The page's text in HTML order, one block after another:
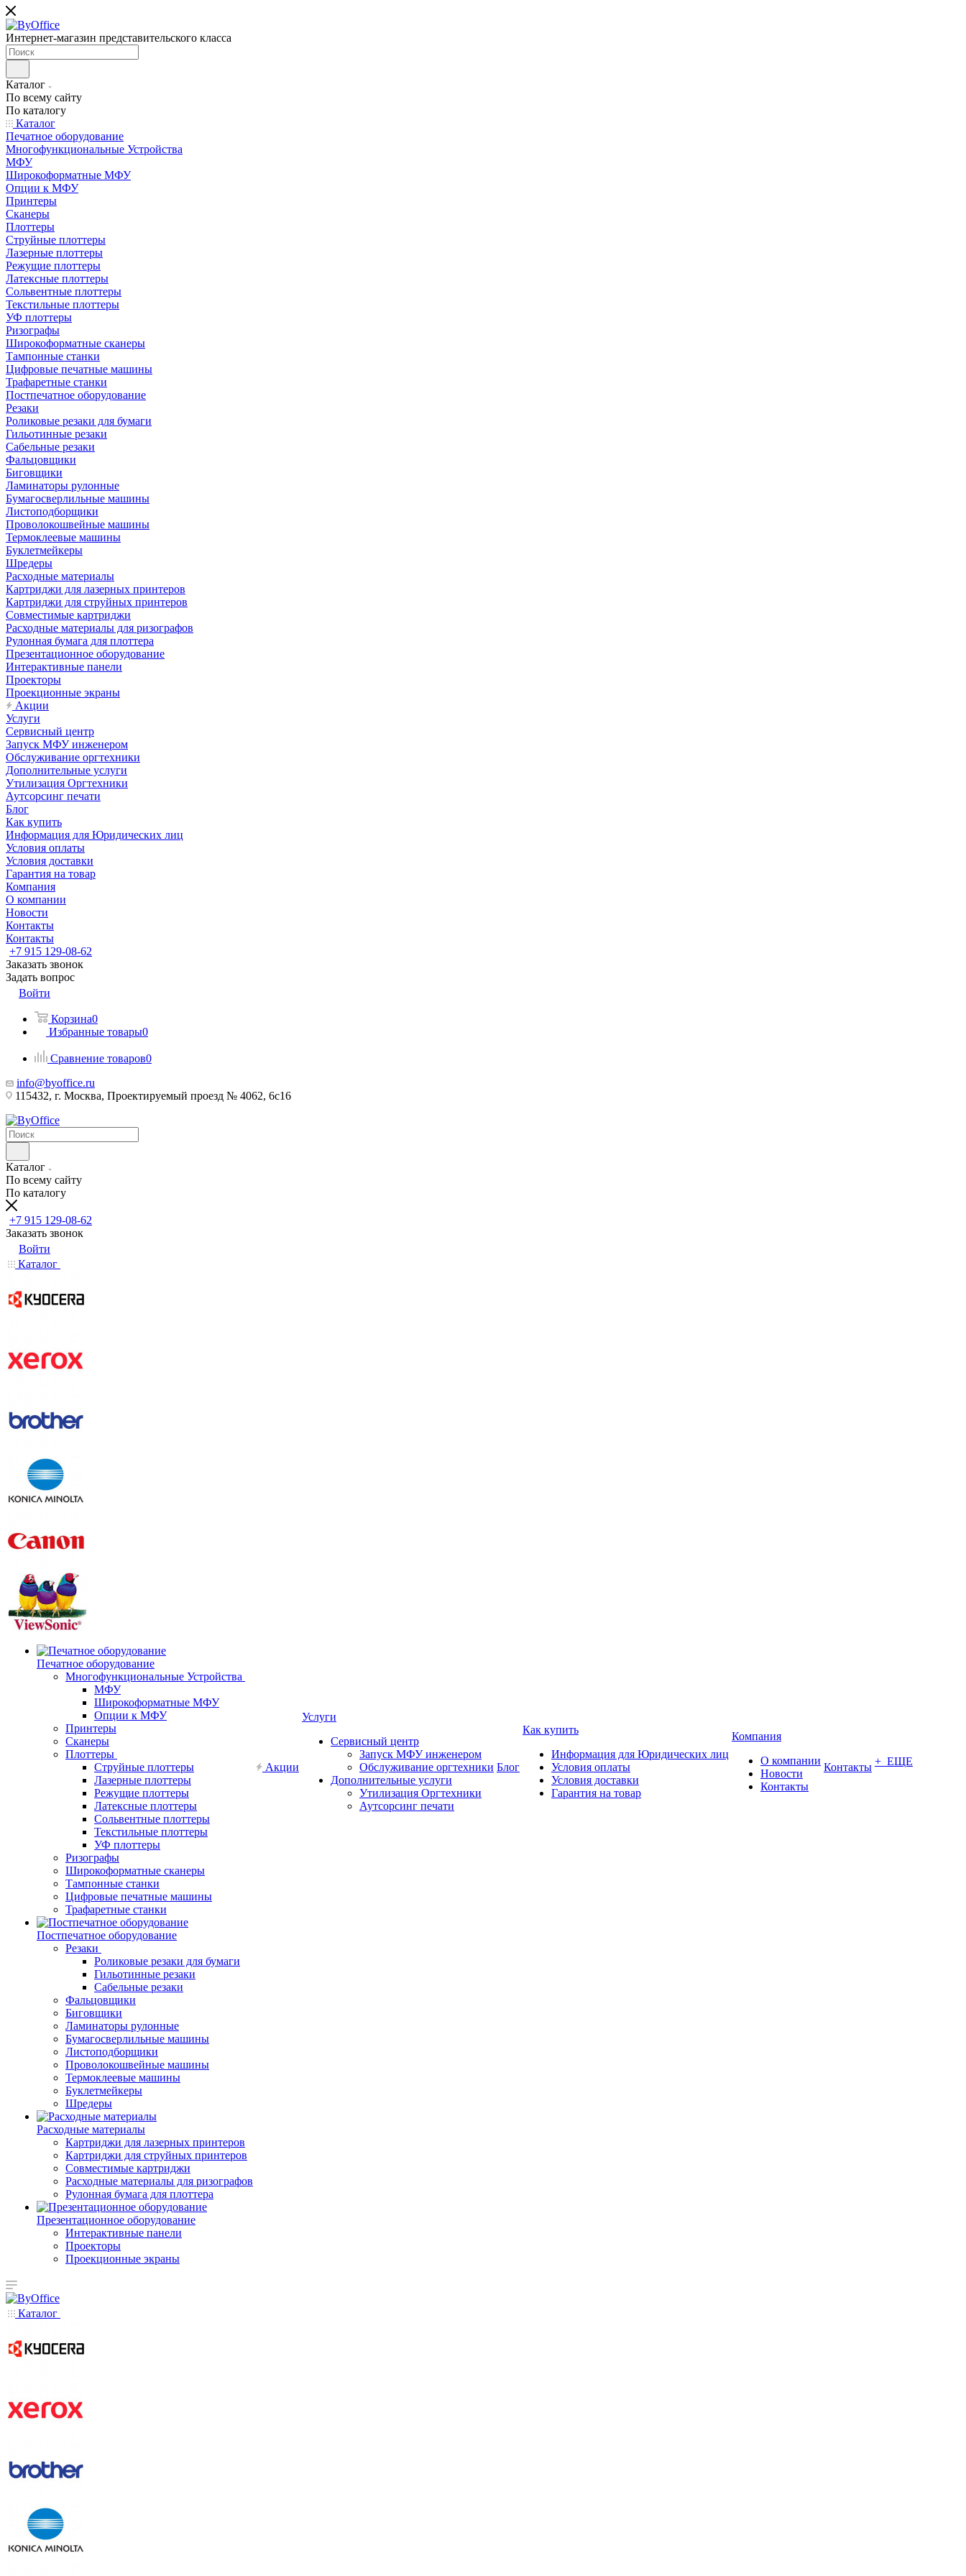
Интернет-магазин представительского класса
Каталог
По всему сайту
По каталогу
Каталог
Печатное оборудование
Многофункциональные Устройства
МФУ
Широкоформатные МФУ
Опции к МФУ
Принтеры
Сканеры
Плоттеры
Струйные плоттеры
Лазерные плоттеры
Режущие плоттеры
Латексные плоттеры
Сольвентные плоттеры
Текстильные плоттеры
УФ плоттеры
Ризографы
Широкоформатные сканеры
Тампонные станки
Цифровые печатные машины
Трафаретные станки
Постпечатное оборудование
Резаки
Роликовые резаки для бумаги
Гильотинные резаки
Сабельные резаки
Фальцовщики
Биговщики
Ламинаторы рулонные
Бумагосверлильные машины
Листоподборщики
Проволокошвейные машины
Термоклеевые машины
Буклетмейкеры
Шредеры
Расходные материалы
Картриджи для лазерных принтеров
Картриджи для струйных принтеров
Совместимые картриджи
Расходные материалы для ризографов
Рулонная бумага для плоттера
Презентационное оборудование
Интерактивные панели
Проекторы
Проекционные экраны
Акции
Услуги
Сервисный центр
Запуск МФУ инженером
Обслуживание оргтехники
Дополнительные услуги
Утилизация Оргтехники
Аутсорсинг печати
Блог
Как купить
Информация для Юридических лиц
Условия оплаты
Условия доставки
Гарантия на товар
Компания
О компании
Новости
Контакты
Контакты
+7 915 129-08-62
Заказать звонок
Задать вопрос
Войти
Корзина0
Избранные товары0
Сравнение товаров0
info@byoffice.ru
115432, г. Москва, Проектируемый проезд № 4062, 6с16
Каталог
По всему сайту
По каталогу
+7 915 129-08-62
Заказать звонок
Войти
Каталог
Печатное оборудование
Многофункциональные Устройства
МФУ
Широкоформатные МФУ
Опции к МФУ
Принтеры
Сканеры
Плоттеры
Струйные плоттеры
Лазерные плоттеры
Режущие плоттеры
Латексные плоттеры
Сольвентные плоттеры
Текстильные плоттеры
УФ плоттеры
Ризографы
Широкоформатные сканеры
Тампонные станки
Цифровые печатные машины
Трафаретные станки
Постпечатное оборудование
Резаки
Роликовые резаки для бумаги
Гильотинные резаки
Сабельные резаки
Фальцовщики
Биговщики
Ламинаторы рулонные
Бумагосверлильные машины
Листоподборщики
Проволокошвейные машины
Термоклеевые машины
Буклетмейкеры
Шредеры
Расходные материалы
Картриджи для лазерных принтеров
Картриджи для струйных принтеров
Совместимые картриджи
Расходные материалы для ризографов
Рулонная бумага для плоттера
Презентационное оборудование
Интерактивные панели
Проекторы
Проекционные экраны
Акции
Услуги
Сервисный центр
Запуск МФУ инженером
Обслуживание оргтехники
Дополнительные услуги
Утилизация Оргтехники
Аутсорсинг печати
Блог
Как купить
Информация для Юридических лиц
Условия оплаты
Условия доставки
Гарантия на товар
Компания
О компании
Новости
Контакты
Контакты + ЕЩЕ
Каталог